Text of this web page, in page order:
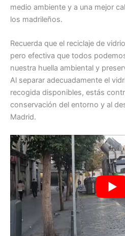
medio ambiente y a una mejor
los madrileños.
Recuerda que el reciclaje de
pero efectiva que todos
nuestra huella ambiental y
Al separar adecuadamente el
recogida disponibles, estás
conservación del entorno y al
Madrid.